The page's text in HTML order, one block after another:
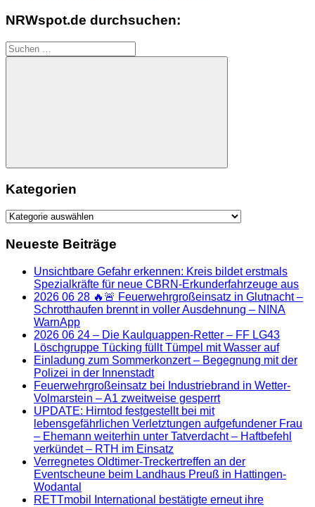
NRWspot.de durchsuchen:
Suchen
nach:
Suchen
Kategorien
Kategorien
Neueste Beiträge
Unsichtbare Gefahr erkennen: Kreis bildet erstmals
Spezialkräfte für neue CBRN-Erkunderfahrzeuge aus
2026 06 28 🔥🚨 Feuerwehrgroßeinsatz in Glutnacht –
Schrotthaufen brennt in voller Ausdehnung – NINA
WarnApp
2026 06 24 – Die Kaulquappen-Retter – FF LG43
Löschgruppe Tücking füllt Tümpel mit Wasser auf
Einladung zum Sommerkonzert – Begegnung mit der
Polizei in der Innenstadt
Feuerwehrgroßeinsatz bei Industriebrand in Wetter-
Volmarstein – A1 zweitweise gesperrt
UPDATE: Hirntod festgestellt bei mit
lebensgefährlichen Verletztungen aufgefundener Frau
– Ehemann weiterhin unter Tatverdacht – Haftbefehl
verkündet – RTH im Einsatz
Verregnetes Oldtimer-Treckertreffen an der
Eventscheune beim Landhaus Preuß in Hattingen-
Wodantal
RETTmobil International bestätigte erneut ihre